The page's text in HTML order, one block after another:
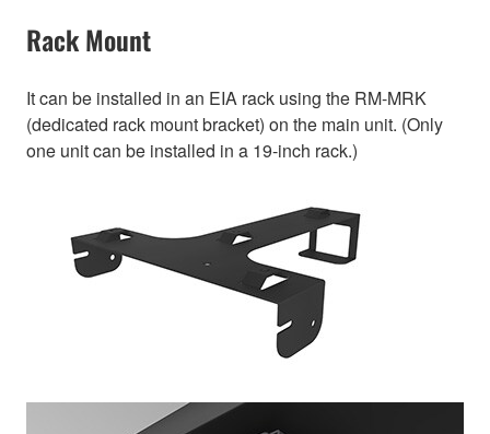
Rack Mount
It can be installed in an EIA rack using the RM-MRK
(dedicated rack mount bracket) on the main unit. (Only
one unit can be installed in a 19-inch rack.)